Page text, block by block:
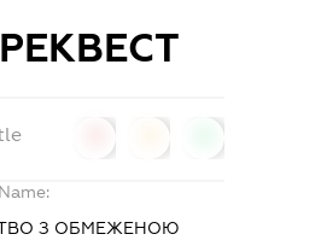
З ОБМЕЖЕНОЮ